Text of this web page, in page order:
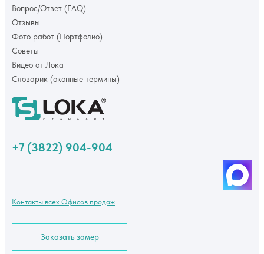
Вопрос/Ответ (FAQ)
Отзывы
Фото работ (Портфолио)
Советы
Видео от Лока
Словарик (оконные термины)
+7 (3822) 904-904
Контакты всех Офисов продаж
Заказать замер